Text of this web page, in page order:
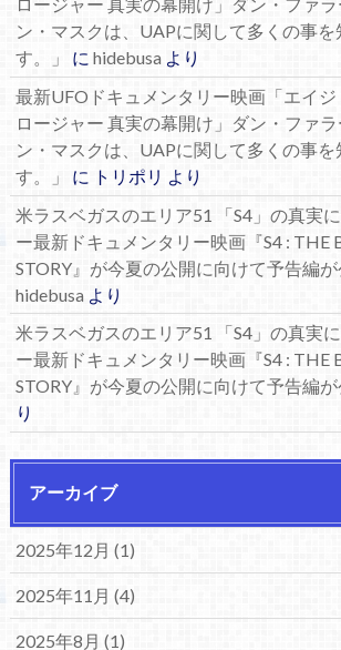
ロージャー 真実の幕開け」ダン・ファ
ン・マスクは、UAPに関して多くの事
す。」
に hidebusaより
最新UFOドキュメンタリー映画「エイジ
ロージャー 真実の幕開け」ダン・ファ
ン・マスクは、UAPに関して多くの事
す。」
に トリポリ より
米ラスベガスのエリア51 「S4」の真実
ー最新ドキュメンタリー映画『S4 : THE
STORY』が今夏の公開に向けて予告編が
hidebusaより
米ラスベガスのエリア51 「S4」の真実
ー最新ドキュメンタリー映画『S4 : THE
STORY』が今夏の公開に向けて予告編が
り
アーカイブ
2025年12月 (1)
2025年11月 (4)
2025年8月 (1)